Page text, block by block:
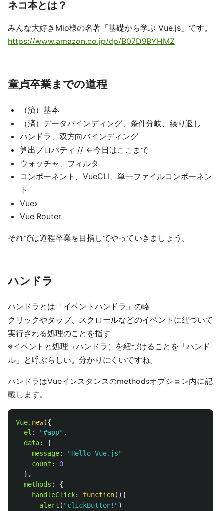
ネコ本とは？
みんな大好きMio様の名著「基礎から学ぶ Vue.js」です。
https://www.amazon.co.jp/dp/B07D9BYHMZ
童貞卒業までの道程
（済）基本
（済）データバインディング、条件分岐、繰り返し
ハンドラ、双方向バインディング
算出プロパティ // ←今日はここまで
ウォッチャ、フィルタ
コンポーネント、VueCLI、単一ファイルコンポーネン
ト
Vuex
Vue Router
それでは道程卒業を目指してやっていきましょう。
ハンドラ
ハンドラとは「イベントハンドラ」の略
クリックやタップ、スクロールなどのイベントに紐づいて
実行される処理のことを指す
※イベントと処理（ハンドラ）を紐づけることを「ハンド
ル」と呼ぶらしい。分かりにくいですね。
ハンドラはVueインスタンスのmethodsオプション内に記
載します。
Vue. new({
el : "#app" ,
data:
{
message: "Hello Vue.js"
count :
0
},
methods :
{
handleClick: function(){
alert ( "clickButton! " )